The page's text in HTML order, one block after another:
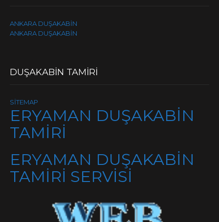
ANKARA DUŞAKABİN
ANKARA DUŞAKABİN
DUŞAKABİN TAMİRİ
SİTEMAP
ERYAMAN DUŞAKABİN
TAMİRİ
ERYAMAN DUŞAKABİN
TAMİRİ SERVİSİ